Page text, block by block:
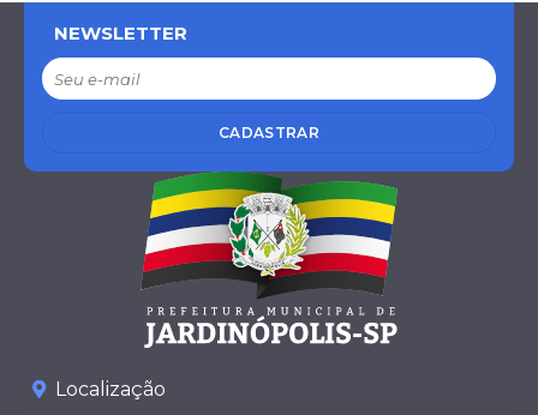
NEWSLETTER
CADASTRAR
Localização